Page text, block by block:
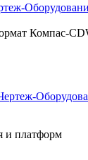
Компас-
и платформ